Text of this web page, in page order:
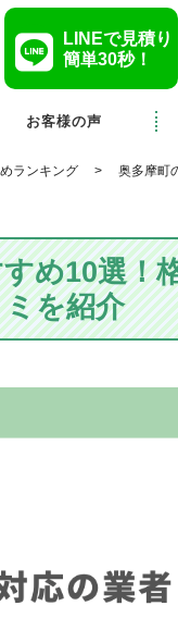
LINEで見積り
簡単30秒！
お客様の声
ランキング 奥多摩町
め10選！
ミを紹介